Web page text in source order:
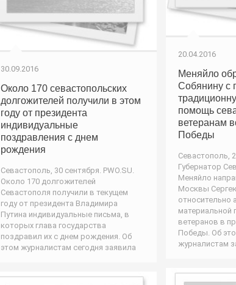
20.04.2016
Меняйло
Собянину с
помощь
ветеранам
Победы
Севастополь,
Губернатор
Меняйло
Москвы
относительно
материальной
ветеранов в
Победы. Об
журналистам
30.09.2016
Около 170 севастопольских
долгожителей получили в этом
году от президента
индивидуальные
поздравления с днем
рождения
Севастополь, 30 сентября. PWO.SU.
Около 170 долгожителей
Севастополя получили в текущем
году от президента Владимира
Путина индивидуальные письма, в
которых глава государства
поздравил их с днем рождения. Об
этом журналистам сегодня заявила